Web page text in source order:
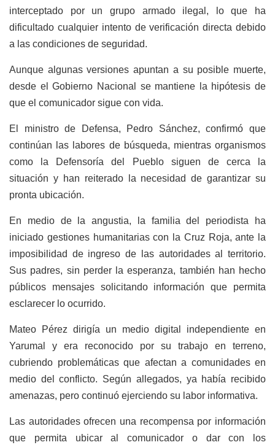
interceptado por un grupo armado ilegal, lo que ha
dificultado cualquier intento de verificación directa debido
a las condiciones de seguridad.
Aunque algunas versiones apuntan a su posible muerte,
desde el Gobierno Nacional se mantiene la hipótesis de
que el comunicador sigue con vida.
El ministro de Defensa, Pedro Sánchez, confirmó que
continúan las labores de búsqueda, mientras organismos
como la Defensoría del Pueblo siguen de cerca la
situación y han reiterado la necesidad de garantizar su
pronta ubicación.
En medio de la angustia, la familia del periodista ha
iniciado gestiones humanitarias con la Cruz Roja, ante la
imposibilidad de ingreso de las autoridades al territorio.
Sus padres, sin perder la esperanza, también han hecho
públicos mensajes solicitando información que permita
esclarecer lo ocurrido.
Mateo Pérez dirigía un medio digital independiente en
Yarumal y era reconocido por su trabajo en terreno,
cubriendo problemáticas que afectan a comunidades en
medio del conflicto. Según allegados, ya había recibido
amenazas, pero continuó ejerciendo su labor informativa.
Las autoridades ofrecen una recompensa por información
que permita ubicar al comunicador o dar con los